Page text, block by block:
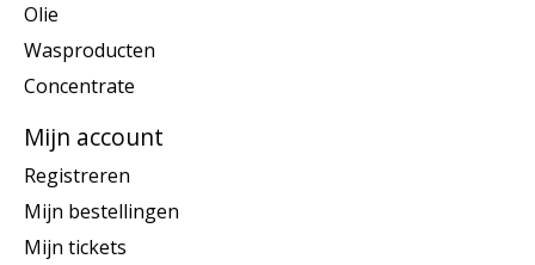
Olie
Wasproducten
Concentrate
Mijn account
Registreren
Mijn bestellingen
Mijn tickets